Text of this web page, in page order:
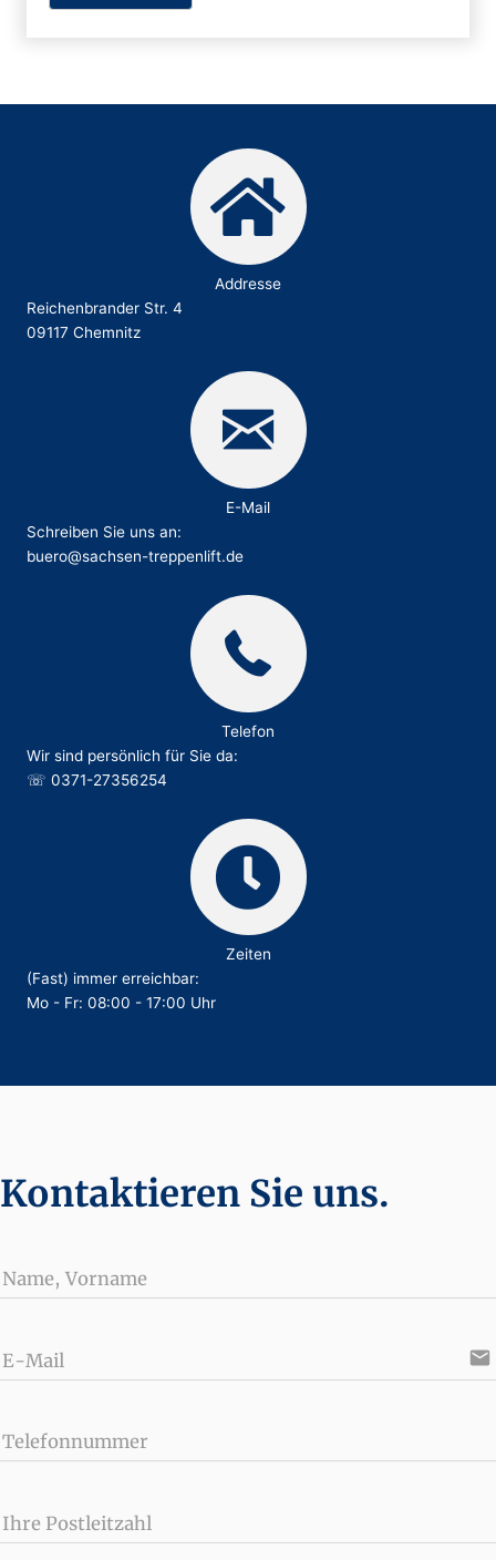
Addresse
Reichenbrander Str. 4
09117 Chemnitz
E-Mail
Schreiben Sie uns an:
buero@sachsen-treppenlift.de
Telefon
Wir sind persönlich für Sie da:
☏ 0371-27356254
Zeiten
(Fast) immer erreichbar:
Mo - Fr: 08:00 - 17:00 Uhr
Kontaktieren Sie uns.
Name, Vorname
E-Mail email
Telefonnummer
Ihre Postleitzahl